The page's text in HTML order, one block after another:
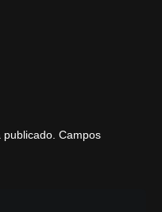
Campos